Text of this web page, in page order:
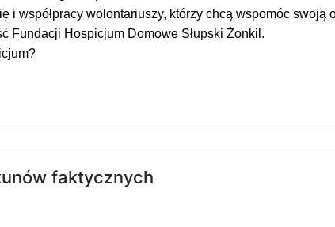
i współpracy wolontariuszy, którzy chcą wspomóc swoją
Fundacji Hospicjum Domowe Słupski Żonkil.
faktycznych